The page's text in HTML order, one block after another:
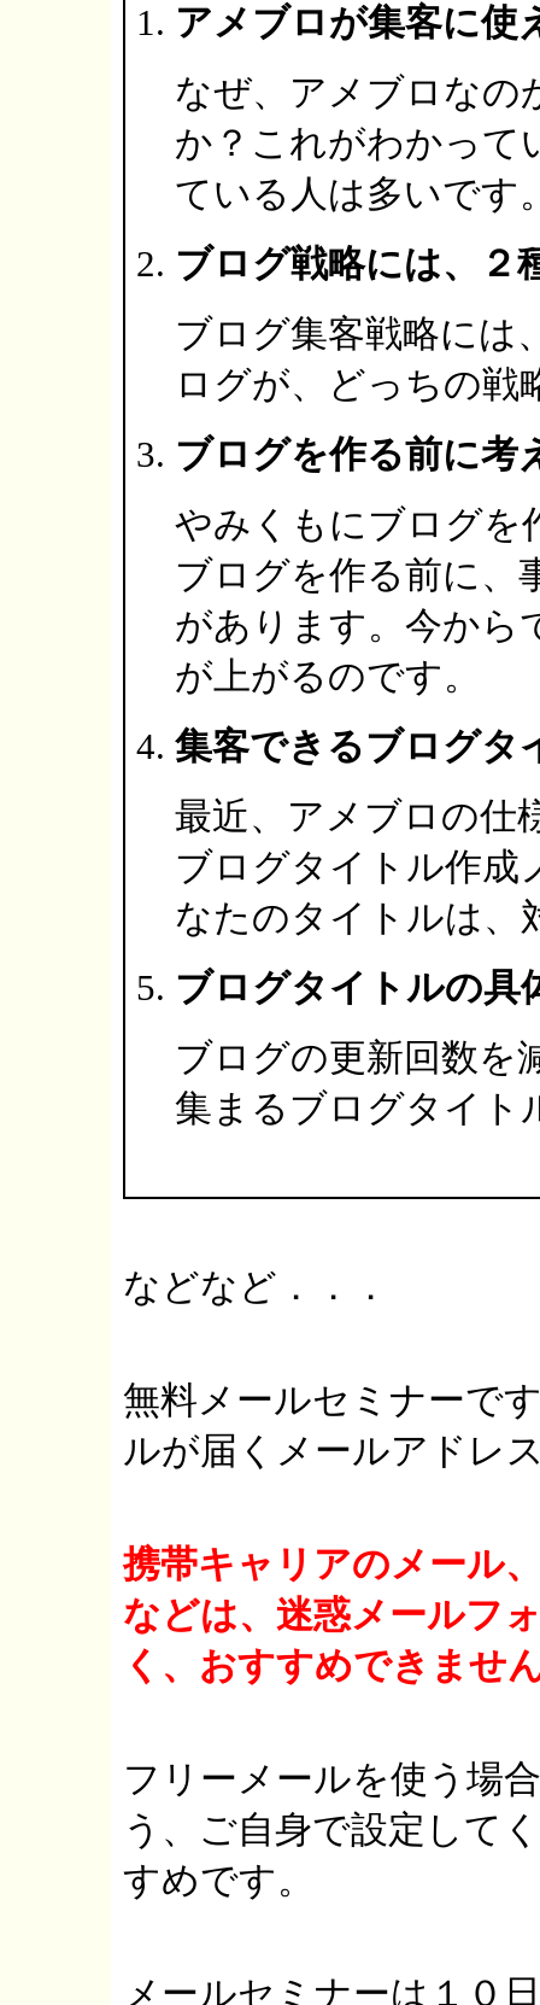
アメブロが集客に使
なぜ、アメブロなの
か？これがわかって
ている人は多いです
ブログ戦略には、２
ブログ集客戦略には
ログが、どっちの戦
ブログを作る前に考
やみくもにブログを
ブログを作る前に、
があります。今から
が上がるのです。
集客できるブログタ
最近、アメブロの仕
ブログタイトル作成
なたのタイトルは、
ブログタイトルの具
ブログの更新回数を
集まるブログタイト
などなど．．．
無料メールセミナーで
ルが届くメールアドレ
携帯キャリアのメール
などは、迷惑メールフ
く、おすすめできませ
フリーメールを使う場
う、ご自身で設定して
すめです。
メールセミナーは１０